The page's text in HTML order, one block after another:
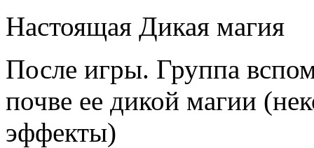
Настоящая Дикая магия
После игры. Группа
почве ее дикой магии
эффекты)